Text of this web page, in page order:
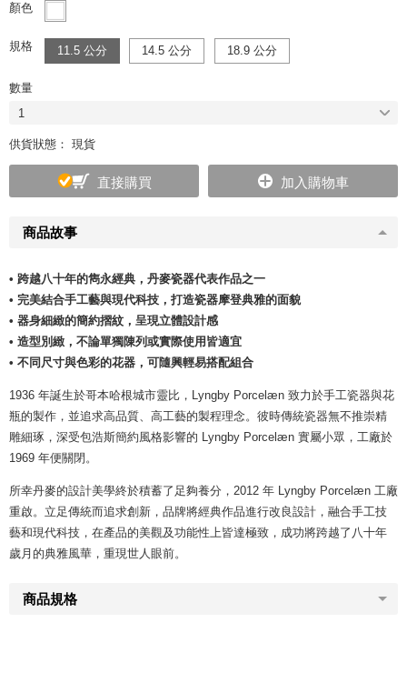
商品故事
• 跨越八十年的雋永經典，丹麥瓷器代表作品之一
• 完美結合手工藝與現代科技，打造瓷器摩登典雅的面貌
• 器身細緻的簡約摺紋，呈現立體設計感
• 造型別緻，不論單獨陳列或實際使用皆適宜
• 不同尺寸與色彩的花器，可隨興輕易搭配組合
1936 年誕生於哥本哈根城市靈比，Lyngby Porcelæn 致力於手工瓷器與花
瓶的製作，並追求高品質、高工藝的製程理念。彼時傳統瓷器無不推崇精
雕細琢，深受包浩斯簡約風格影響的 Lyngby Porcelæn 實屬小眾，工廠於
1969 年便關閉。
所幸丹麥的設計美學終於積蓄了足夠養分，2012 年 Lyngby Porcelæn 工廠
重啟。立足傳統而追求創新，品牌將經典作品進行改良設計，融合手工技
藝和現代科技，在產品的美觀及功能性上皆達極致，成功將跨越了八十年
歲月的典雅風華，重現世人眼前。
商品規格
顏色
規格 11.5 公分 14.5 公分 18.9 公分
數量
1
供貨狀態： 現貨
直接購買 加入購物車